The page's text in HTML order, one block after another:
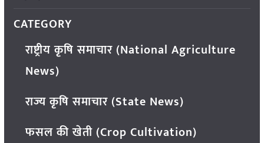
CATEGORY
राष्ट्रीय कृषि समाचार (National Agriculture
News)
राज्य कृषि समाचार (State News)
फसल की खेती (Crop Cultivation)